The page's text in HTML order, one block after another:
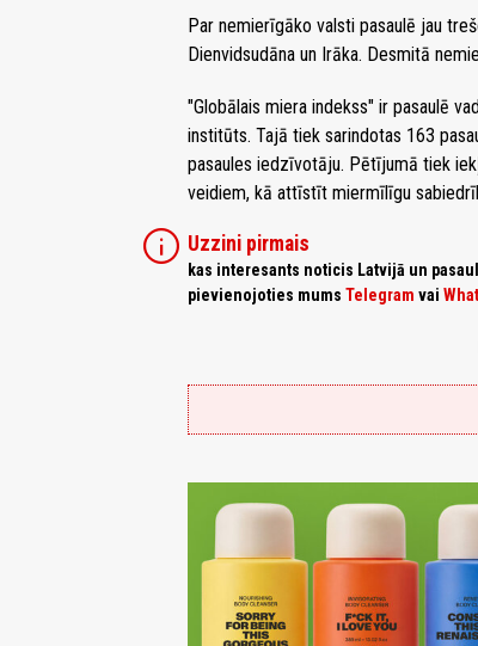
Par nemierīgāko valsti pasaulē jau
Dienvidsudāna un Irāka. Desmitā
"Globālais miera indekss" ir pasaulē
institūts. Tajā tiek sarindotas 163
pasaules iedzīvotāju. Pētījumā tiek
veidiem, kā attīstīt miermīlīgu
info Uzzini pirmais
kas interesants noticis Latvijā un
pievienojoties mums Telegram vai